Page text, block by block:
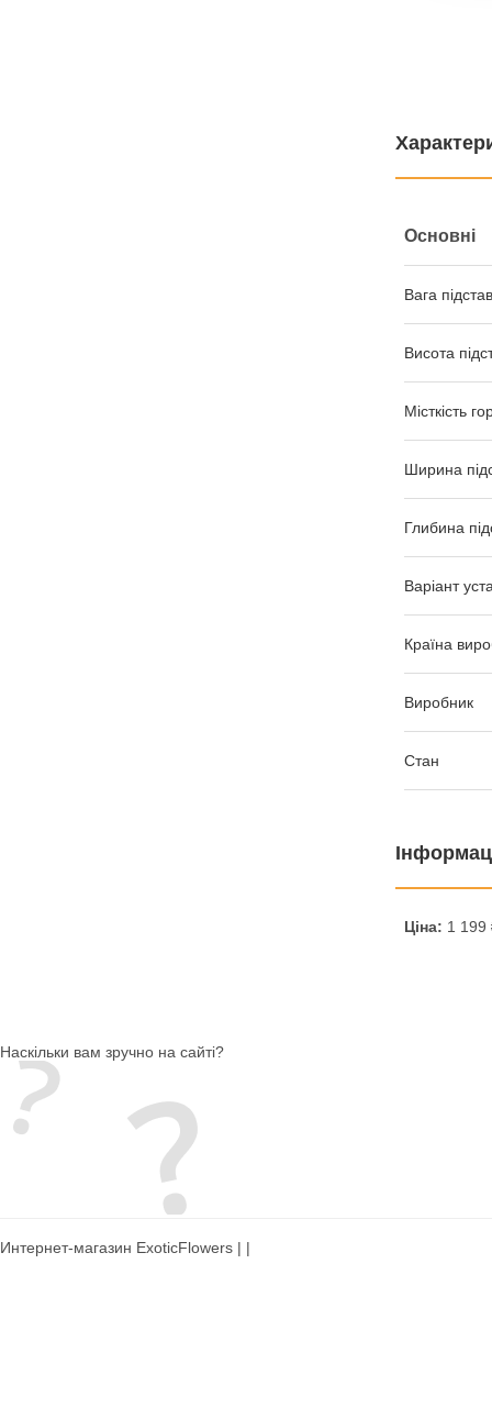
Основні
Вага
Висота
Місткість
Ширина
Глибина
Варіант
Країна
Виробник
Стан
Ціна: 1 199
Наскільки вам зручно на сайті?
Интернет-магазин ExoticFlowers | |